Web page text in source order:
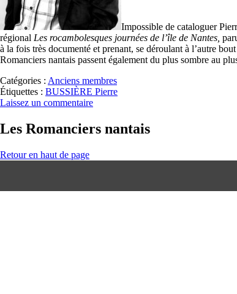
Impossible de cataloguer
régional Les rocambolesques journées de l’île de Nantes,
à la fois très documenté et prenant, se déroulant à l’autre
Romanciers nantais passent également du plus sombre au
Catégories : Anciens membres
Étiquettes : BUSSIÈRE Pierre
Laissez un commentaire
Les Romanciers nantais
Retour en haut de page